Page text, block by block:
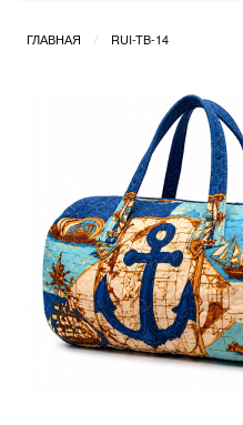
ГЛАВНАЯ RUI-TB-14